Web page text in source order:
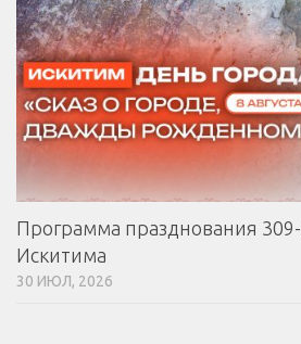
Программа празднования
Искитима
30 ИЮЛ, 2026